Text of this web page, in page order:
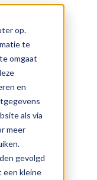
op.
te
omgaat
en
als via
meer
gevolgd
een kleine